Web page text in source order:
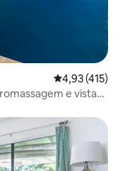
4,93 de uma
4,93 (415)
e vistas